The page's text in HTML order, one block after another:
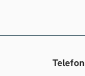
Telefon